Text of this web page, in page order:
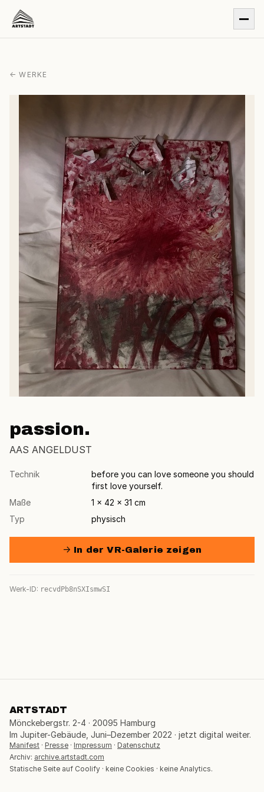
← WERKE
passion.
AAS ANGELDUST
Technik
before you can love someone you should
first love yourself.
Maße
1 × 42 × 31 cm
Typ
physisch
→ In der VR-Galerie zeigen
Werk-ID: recvdPb8nSXIsmwSI
ARTSTADT
Mönckebergstr. 2-4 · 20095 Hamburg
Im Jupiter-Gebäude, Juni–Dezember 2022 · jetzt digital weiter.
Manifest · Presse · Impressum · Datenschutz
Archiv: archive.artstadt.com
Statische Seite auf Coolify · keine Cookies · keine Analytics.